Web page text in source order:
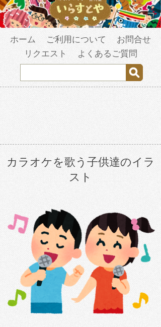
ホーム ご利用について
お問合せ
リクエスト
よくあるご質問
カラオケを歌う子供達のイラ
スト